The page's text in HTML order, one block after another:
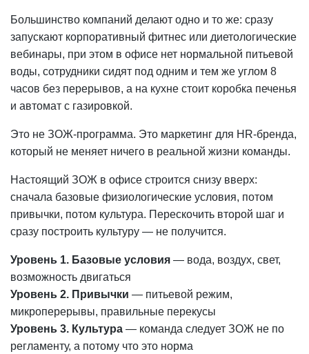
Большинство компаний делают одно и то же: сразу
запускают корпоративный фитнес или диетологические
вебинары, при этом в офисе нет нормальной питьевой
воды, сотрудники сидят под одним и тем же углом 8
часов без перерывов, а на кухне стоит коробка печенья
и автомат с газировкой.
Это не ЗОЖ-программа. Это маркетинг для HR-бренда,
который не меняет ничего в реальной жизни команды.
Настоящий ЗОЖ в офисе строится снизу вверх:
сначала базовые физиологические условия, потом
привычки, потом культура. Перескочить второй шаг и
сразу построить культуру — не получится.
Уровень 1. Базовые условия — вода, воздух, свет,
возможность двигаться
Уровень 2. Привычки — питьевой режим,
микроперерывы, правильные перекусы
Уровень 3. Культура — команда следует ЗОЖ не по
регламенту, а потому что это норма